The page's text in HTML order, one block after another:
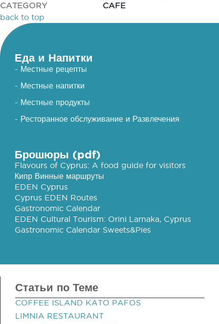
CATEGORY
CAFE
back to top
Еда и Напитки
- Местные рецепты
- Местные напитки
- Местные продукты
- Ресторанное обслуживание и Развлечения
Брошюры (pdf)
Flavours of Cyprus: A food guide for visitors
Кипр Винные маршруты
EDEN Cyprus
Cyprus EDEN Routes
Gastronomic Calendar
EDEN Cultural Tourism: Orini Larnaka, Cyprus
Gastronomic Calendar Sweets&Pies
Статьи по Теме
COFFEE ISLAND KATO PAFOS
LIMNIA RESTAURANT